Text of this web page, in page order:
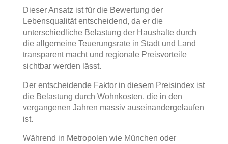
Dieser Ansatz ist für die Bewertung der
Lebensqualität entscheidend, da er die
unterschiedliche Belastung der Haushalte durch
die allgemeine Teuerungsrate in Stadt und Land
transparent macht und regionale Preisvorteile
sichtbar werden lässt.
Der entscheidende Faktor in diesem Preisindex ist
die Belastung durch Wohnkosten, die in den
vergangenen Jahren massiv auseinandergelaufen
ist.
Während in Metropolen wie München oder